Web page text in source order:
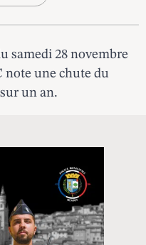
samedi 28 novembre
note une chute du
un an.